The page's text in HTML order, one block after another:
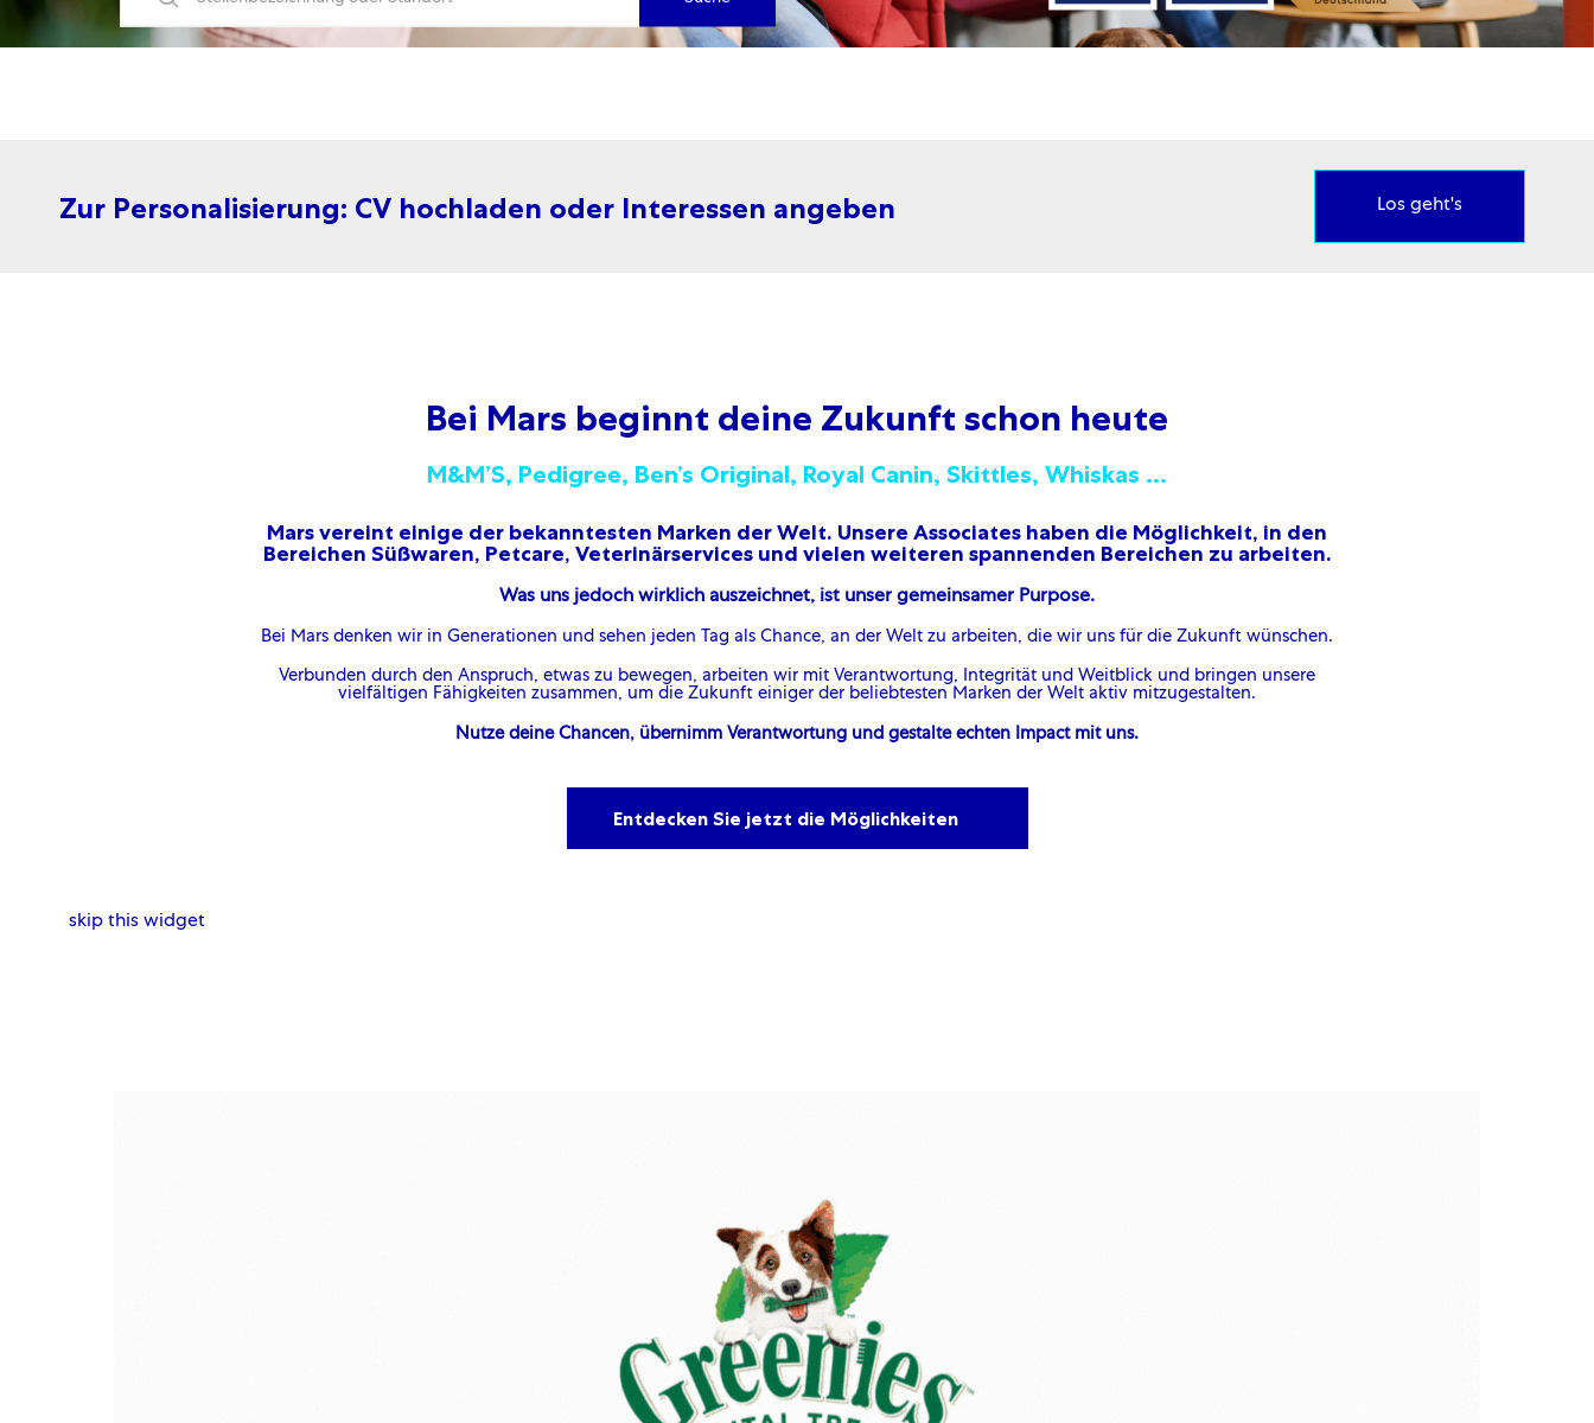
Zur Personalisierung: CV hochladen oder Interessen angeben Los geht's
Bei Mars beginnt deine Zukunft schon heute
M&M’S, Pedigree, Ben’s Original, Royal Canin, Skittles, Whiskas ...
Mars vereint einige der bekanntesten Marken der Welt. Unsere Associates haben die Möglichkeit, in den
Bereichen Süßwaren, Petcare, Veterinärservices und vielen weiteren spannenden Bereichen zu arbeiten.
Was uns jedoch wirklich auszeichnet, ist unser gemeinsamer Purpose.
Bei Mars denken wir in Generationen und sehen jeden Tag als Chance, an der Welt zu arbeiten, die wir uns für die Zukunft wünschen.
Verbunden durch den Anspruch, etwas zu bewegen, arbeiten wir mit Verantwortung, Integrität und Weitblick und bringen unsere
vielfältigen Fähigkeiten zusammen, um die Zukunft einiger der beliebtesten Marken der Welt aktiv mitzugestalten.
Nutze deine Chancen, übernimm Verantwortung und gestalte echten Impact mit uns.
Entdecken Sie jetzt die Möglichkeiten
skip this widget